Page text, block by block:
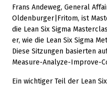
Frans Andeweg, General
Oldenburger|Fritom, ist
die Lean Six Sigma
er, wie die Lean Six Sigma
Diese Sitzungen basierten
Measure-Analyze-Improve-
Ein wichtiger Teil der Lean